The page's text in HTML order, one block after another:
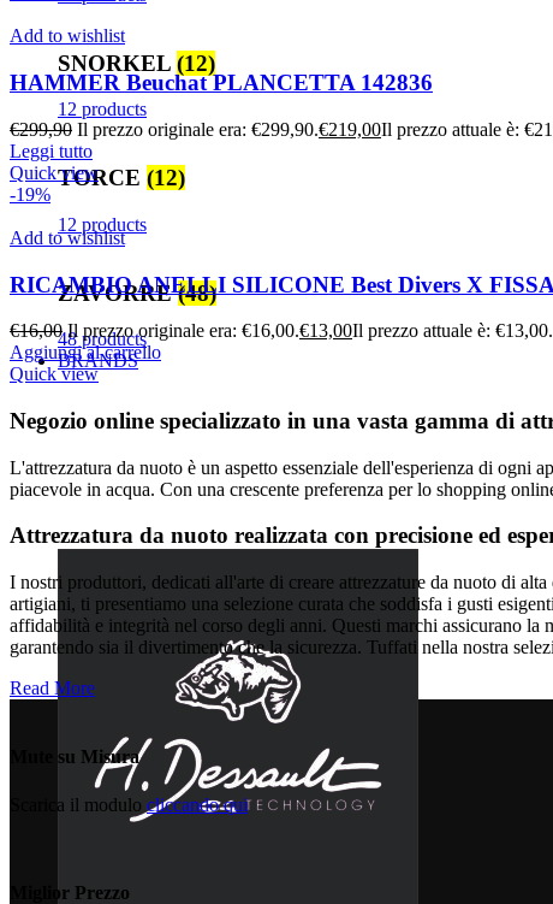
SNORKEL (12)
12 products
TORCE (12)
12 products
ZAVORRE(48)
48 products
BRANDS
Add to wishlist
HAMMER Beuchat PLANCETTA 142836
€299,90 Il prezzo originale era: €299,90.€219,00Il prezzo attuale è:
Leggi tutto
Quick view
-19%
Add to wishlist
RICAMBIO ANELLI SILICONE Best Divers X
€16,00 Il prezzo originale era: €16,00.€13,00Il prezzo attuale è: €13,00.
Aggiungi al carrello
Quick view
Negozio online specializzato in una vasta gamma di
L'attrezzatura da nuoto è un aspetto essenziale dell'esperienza di ogni
piacevole in acqua. Con una crescente preferenza per lo shopping
Attrezzatura da nuoto realizzata con precisione ed
I nostri produttori, dedicati all'arte di creare attrezzature da nuoto di
artigiani, ti presentiamo una selezione curata che soddisfa i gusti
affidabilità e integrità nel corso degli anni. Questi marchi assicurano la
garantendo sia il divertimento che la sicurezza. Tuffati nella nostra
Read More
Mute su Misura
Scarica il modulo cliccando qui
Miglior Prezzo